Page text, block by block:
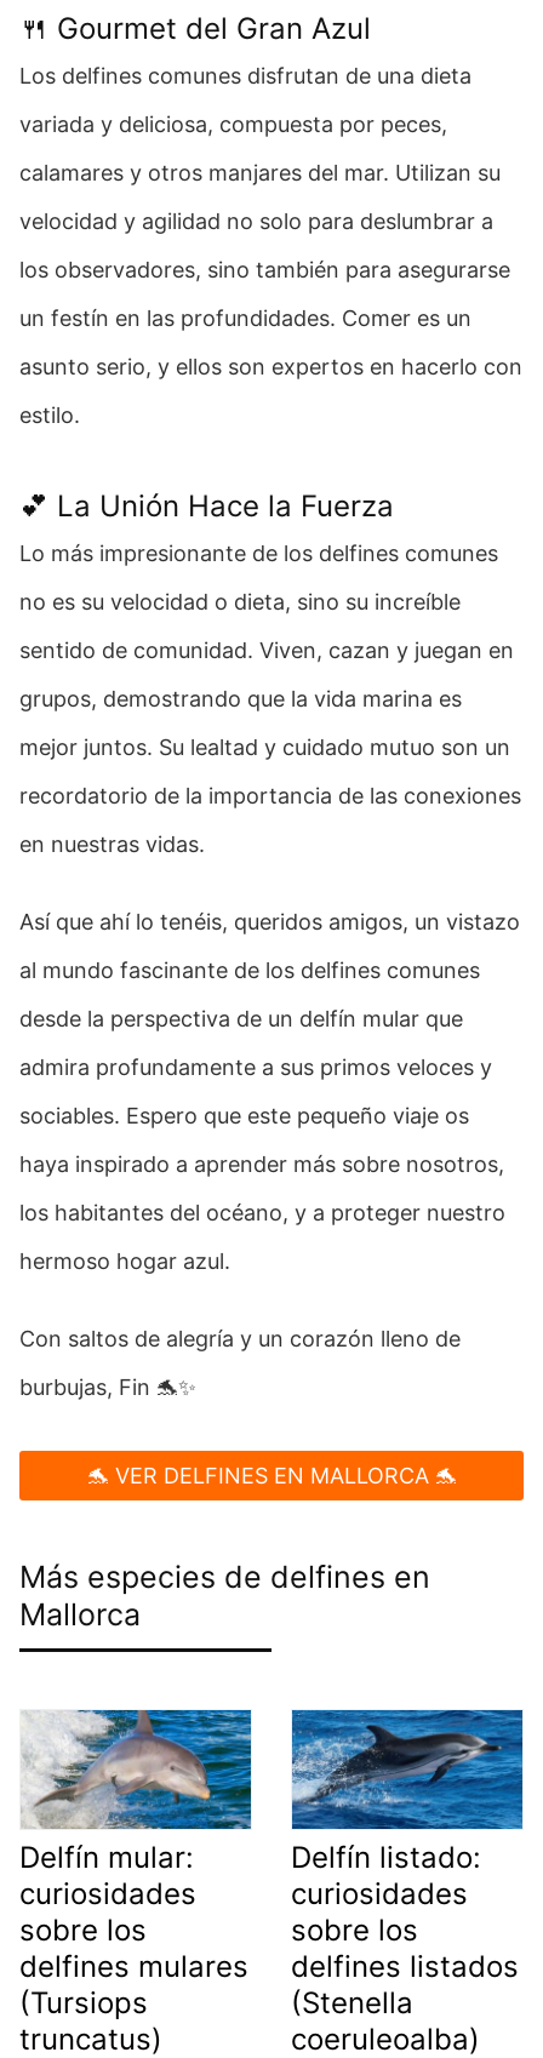
🍴 Gourmet del Gran Azul
Los delfines comunes disfrutan de una dieta
variada y deliciosa, compuesta por peces,
calamares y otros manjares del mar. Utilizan su
velocidad y agilidad no solo para deslumbrar a
los observadores, sino también para asegurarse
un festín en las profundidades. Comer es un
asunto serio, y ellos son expertos en hacerlo con
estilo.
💕 La Unión Hace la Fuerza
Lo más impresionante de los delfines comunes
no es su velocidad o dieta, sino su increíble
sentido de comunidad. Viven, cazan y juegan en
grupos, demostrando que la vida marina es
mejor juntos. Su lealtad y cuidado mutuo son un
recordatorio de la importancia de las conexiones
en nuestras vidas.
Así que ahí lo tenéis, queridos amigos, un vistazo
al mundo fascinante de los delfines comunes
desde la perspectiva de un delfín mular que
admira profundamente a sus primos veloces y
sociables. Espero que este pequeño viaje os
haya inspirado a aprender más sobre nosotros,
los habitantes del océano, y a proteger nuestro
hermoso hogar azul.
Con saltos de alegría y un corazón lleno de
burbujas, Fin 🐬✨
🐬 VER DELFINES EN MALLORCA 🐬
Más especies de delfines en
Mallorca
Delfín mular:
curiosidades
sobre los
delfines mulares
(Tursiops
truncatus)
Delfín listado:
curiosidades
sobre los
delfines listados
(Stenella
coeruleoalba)